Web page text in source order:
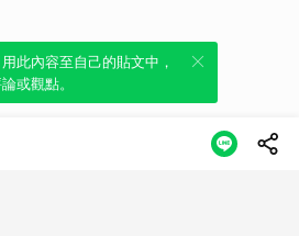
內容，透過發布貼
。
此內容至自己的貼文中，
或觀點。